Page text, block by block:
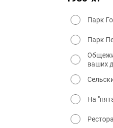
Парк
Парк
ваших
На